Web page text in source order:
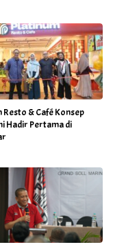
Resto & Café Konsep
Hadir Pertama di